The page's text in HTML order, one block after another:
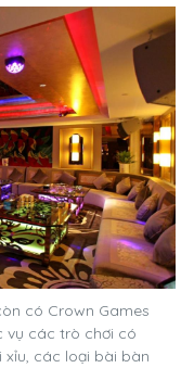
có Crown Games
vụ các trò chơi có
xỉu, các loại bài bàn